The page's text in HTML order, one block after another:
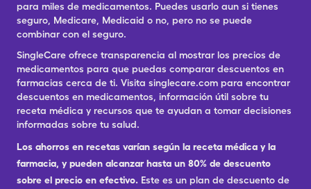
para miles de medicamentos. Puedes usarlo aun si tienes
seguro, Medicare, Medicaid o no, pero no se puede
combinar con el seguro.
SingleCare ofrece transparencia al mostrar los precios de
medicamentos para que puedas comparar descuentos en
farmacias cerca de ti. Visita singlecare.com para encontrar
descuentos en medicamentos, información útil sobre tu
receta médica y recursos que te ayudan a tomar decisiones
informadas sobre tu salud.
Los ahorros en recetas varían según la receta médica y la
farmacia, y pueden alcanzar hasta un 80% de descuento
sobre el precio en efectivo. Este es un plan de descuento de